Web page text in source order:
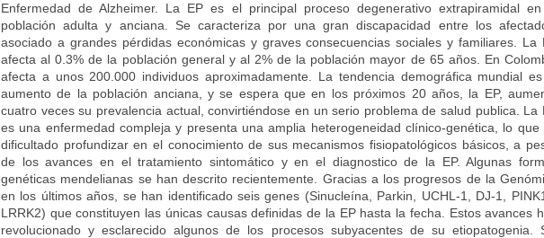
Enfermedad de Alzheimer. La EP es el principal proceso degenerativo extrapiramidal
población adulta y anciana. Se caracteriza por una gran discapacidad entre los
asociado a grandes pérdidas económicas y graves consecuencias sociales y familiares. La
afecta al 0.3% de la población general y al 2% de la población mayor de 65 años. En
afecta a unos 200.000 individuos aproximadamente. La tendencia demográfica mundial
aumento de la población anciana, y se espera que en los próximos 20 años, la EP,
cuatro veces su prevalencia actual, convirtiéndose en un serio problema de salud publica. La
es una enfermedad compleja y presenta una amplia heterogeneidad clínico-genética, lo que
dificultado profundizar en el conocimiento de sus mecanismos fisiopatológicos básicos, a
de los avances en el tratamiento sintomático y en el diagnostico de la EP. Algunas
genéticas mendelianas se han descrito recientemente. Gracias a los progresos de la
en los últimos años, se han identificado seis genes (Sinucleína, Parkin, UCHL-1, DJ-1,
LRRK2) que constituyen las únicas causas definidas de la EP hasta la fecha. Estos avances
revolucionado y esclarecido algunos de los procesos subyacentes de su etiopatogenia.